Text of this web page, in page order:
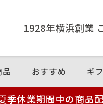
1928年横浜創業
おすすめ ギ
季休業期間中の商品